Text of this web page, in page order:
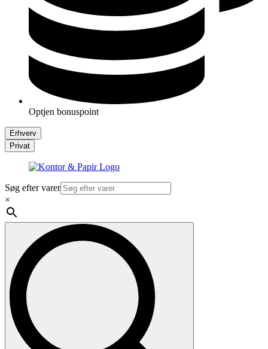
Optjen bonuspoint
Erhverv
Privat
Søg efter varer
×